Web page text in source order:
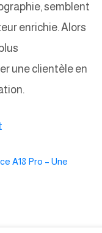
semblent
enrichie. Alors
une clientèle en
A18 Pro – Une